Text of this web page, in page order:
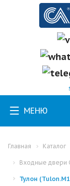
МЕНЮ
Главная Каталог
Входные двери
Тулон